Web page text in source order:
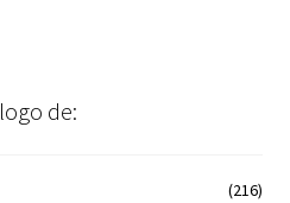
de:
(216)